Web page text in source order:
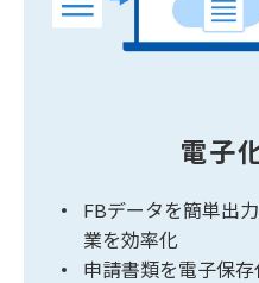
電子
FBデータを簡単出
業を効率化
申請書類を電子保